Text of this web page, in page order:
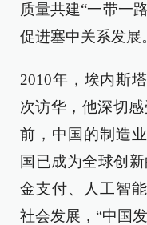
质量共建“一带一
促进塞中关系发展
2010年，埃内斯
次访华，他深切
前，中国的制造
国已成为全球创
金支付、人工智
社会发展，“中国